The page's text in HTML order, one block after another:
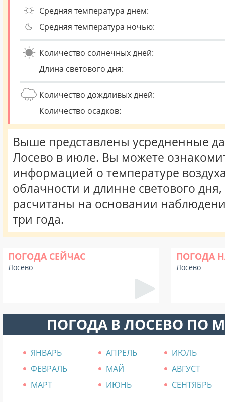
Средняя температура днем:
Средняя температура ночью:
Количество солнечных дней:
Длина светового дня:
Количество дождливых дней:
Количество осадков:
Выше представлены усредненные
Лосево в июле. Вы можете
информацией о температуре
облачности и длинне светового
расчитаны на основании
три года.
ПОГОДА СЕЙЧАС
Лосево
ПОГОДА
Лосево
ПОГОДА В ЛОСЕВО ПО
ЯНВАРЬ АПРЕЛЬ
ИЮЛЬ
ФЕВРАЛЬ
МАЙ
АВГУСТ
МАРТ
ИЮНЬ СЕНТЯБРЬ